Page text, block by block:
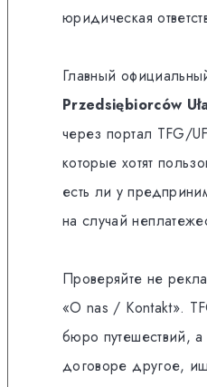
юридическая
Главный
Przedsiębiorców
через портал TFG/
которые хотят
есть ли у
на случай
Проверяйте не
«O nas / Kontakt».
бюро путешествий,
договоре другое,